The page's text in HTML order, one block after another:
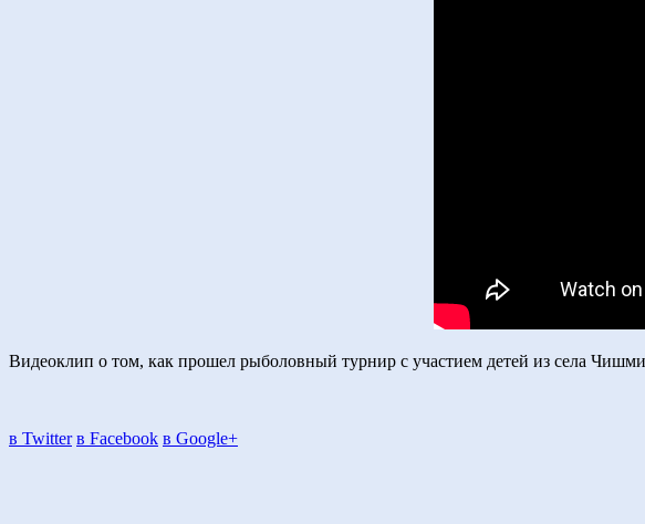
Видеоклип о том, как прошел рыболовный турнир с участием детей из села
в Twitter в Facebook в Google+